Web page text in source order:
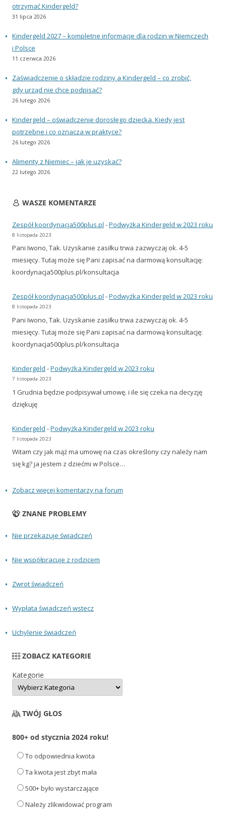
otrzymać Kindergeld?
31 lipca 2026
Kindergeld 2027 – kompletne informacje dla rodzin w Niemczech
i Polsce
11 czerwca 2026
Zaświadczenie o składzie rodziny a Kindergeld – co zrobić,
gdy urząd nie chce podpisać?
26 lutego 2026
Kindergeld – oświadczenie dorosłego dziecka. Kiedy jest
potrzebne i co oznacza w praktyce?
26 lutego 2026
Alimenty z Niemiec – jak je uzyskać?
22 lutego 2026
WASZE KOMENTARZE
Zespół koordynacja500plus.pl -Podwyżka Kindergeld w 2023 roku
8 listopada 2023
Pani Iwono, Tak. Uzyskanie zasiłku trwa zazwyczaj ok. 4-5
miesięcy. Tutaj może się Pani zapisać na darmową konsultację:
koordynacja500plus.pl/konsultacja
Zespół koordynacja500plus.pl -Podwyżka Kindergeld w 2023 roku
8 listopada 2023
Pani Iwono, Tak. Uzyskanie zasiłku trwa zazwyczaj ok. 4-5
miesięcy. Tutaj może się Pani zapisać na darmową konsultację:
koordynacja500plus.pl/konsultacja
Kindergeld -Podwyżka Kindergeld w 2023 roku
7 listopada 2023
1 Grudnia będzie podpisywał umowę. i ile się czeka na decyzję
dziękuję
Kindergeld -Podwyżka Kindergeld w 2023 roku
7 listopada 2023
Witam czy jak mąż ma umowę na czas określony czy należy nam
się kg? ja jestem z dziećmi w Polsce…
Zobacz więcej komentarzy na forum
ZNANE PROBLEMY
Nie przekazuje świadczeń
Nie współpracuje z rodzicem
Zwrot świadczeń
Wypłata świadczeń wstecz
Uchylenie świadczeń
ZOBACZ KATEGORIE
Kategorie
TWÓJ GŁOS
800+ od stycznia 2024 roku!
To odpowiednia kwota
Ta kwota jest zbyt mała
500+ było wystarczające
Należy zlikwidować program